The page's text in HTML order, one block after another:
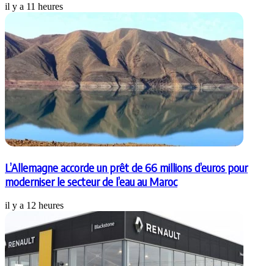
il y a 11 heures
L’Allemagne accorde un prêt de 66 millions d’euros pour
moderniser le secteur de l’eau au Maroc
il y a 12 heures